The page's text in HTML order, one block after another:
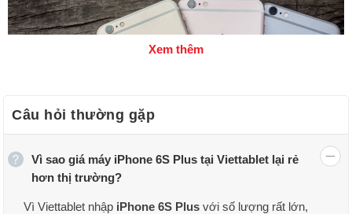
Xem thêm
Câu hỏi thường gặp
Vì sao giá máy iPhone 6S Plus tại Viettablet lại rẻ
hơn thị trường?
Vì Viettablet nhập iPhone 6S Plus với số lượng rất lớn,